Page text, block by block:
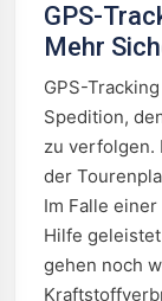
GPS-
Mehr
GPS-
Spedition,
zu verfolgen.
der
Im Falle
Hilfe
gehen noch